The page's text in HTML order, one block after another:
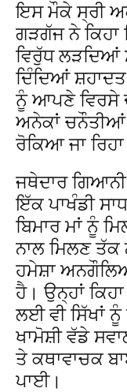
ਇਸ ਮੌਕੇ ਸ੍ਰੀ
ਗੜਗੱਜ ਨੇ ਕਿਹਾ
ਵਿਰੁੱਧ ਲੜਦਿਆਂ
ਦਿੰਦਿਆਂ
ਨੂੰ ਆਪਣੇ ਵਿਰਸੇ
ਅਨੇਕਾਂ ਚਨੌਤੀਆਂ
ਰੋਕਿਆ ਜਾ
ਜਥੇਦਾਰ
ਇੱਕ ਪਾਖੰਡੀ
ਬਿਮਾਰ ਮਾਂ ਨੂੰ
ਨਾਲ ਮਿਲਣ ਤੱਕ
ਹਮੇਸ਼ਾ
ਹੈ। ਉਨ੍ਹਾਂ
ਲਈ ਵੀ ਸਿੱਖਾਂ
ਖਾਮੋਸ਼ੀ ਵੱਡੇ
ਤੇ ਕਥਾਵਾਚਕ
ਪਾਈ।